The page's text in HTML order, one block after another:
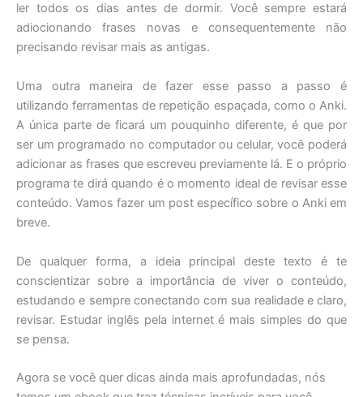
ler todos os dias antes de dormir. Você sempre estará
adiocionando frases novas e consequentemente não
precisando revisar mais as antigas.
Uma outra maneira de fazer esse passo a passo é
utilizando ferramentas de repetição espaçada, como o Anki.
A única parte de ficará um pouquinho diferente, é que por
ser um programado no computador ou celular, você poderá
adicionar as frases que escreveu previamente lá. E o próprio
programa te dirá quando é o momento ideal de revisar esse
conteúdo. Vamos fazer um post específico sobre o Anki em
breve.
De qualquer forma, a ideia principal deste texto é te
conscientizar sobre a importância de viver o conteúdo,
estudando e sempre conectando com sua realidade e claro,
revisar. Estudar inglês pela internet é mais simples do que
se pensa.
Agora se você quer dicas ainda mais aprofundadas, nós